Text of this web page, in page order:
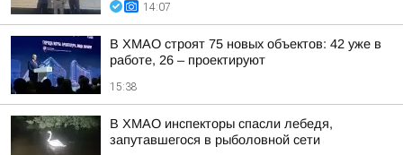
14:07
В ХМАО строят 75 новых объектов: 42 уже в
работе, 26 – проектируют
15:38
В ХМАО инспекторы спасли лебедя,
запутавшегося в рыболовной сети